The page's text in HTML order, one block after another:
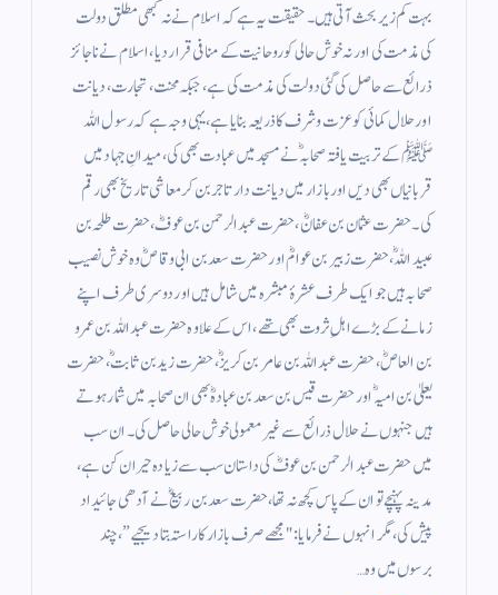
بہت کم زیر بحث آتی ہیں۔ حقیقت یہ ہے کہ اسلام نے نہ کبھی مطلق دولت
کی مذمت کی اور نہ خوش حالی کو روحانیت کے منافی قرار دیا، اسلام نے ناجائز
ذرائع سے حاصل کی گئی دولت کی مذمت کی ہے، جبکہ محنت، تجارت، دیانت
اور حلال کمائی کو عزت وشرف کا ذریعہ بنایا ہے، یہی وجہ ہے کہ رسول اللہ
ﷺ کے تربیت یافتہ صحابہؓ نے مسجد میں عبادت بھی کی، میدانِ جہاد میں
قربانیاں بھی دیں اور بازار میں دیانت دار تاجر بن کر معاشی تاریخ بھی رقم
کی۔ حضرت عثمان بن عفانؓ، حضرت عبدالرحمن بن عوفؓ، حضرت طلحہ بن
عبیداللہؓ، حضرت زبیر بن عوامؓ اور حضرت سعد بن ابی وقاصؓ وہ خوش نصیب
صحابہ ہیں جو ایک طرف عشرۂ مبشرہ میں شامل ہیں اور دوسری طرف اپنے
زمانے کے بڑے اہلِ ثروت بھی تھے، اس کے علاوہ حضرت عبداللہ بن عمرو
بن العاصؓ، حضرت عبداللہ بن عامر بن کریزؓ، حضرت زید بن ثابتؓ، حضرت
یعلیٰ بن امیہؓ اور حضرت قیس بن سعد بن عبادہؓ بھی ان صحابہ میں شمار ہوتے
ہیں جنہوں نے حلال ذرائع سے غیر معمولی خوش حالی حاصل کی۔ ان سب
میں حضرت عبدالرحمن بن عوفؓ کی داستان سب سے زیادہ حیران کن ہے،
مدینہ پہنچے تو ان کے پاس کچھ نہ تھا، حضرت سعد بن ربیعؓ نے آدھی جائیداد
پیش کی، مگر انہوں نے فرمایا: "مجھے صرف بازار کا راستہ بتا دیجیے”، چند
برسوں میں وہ…